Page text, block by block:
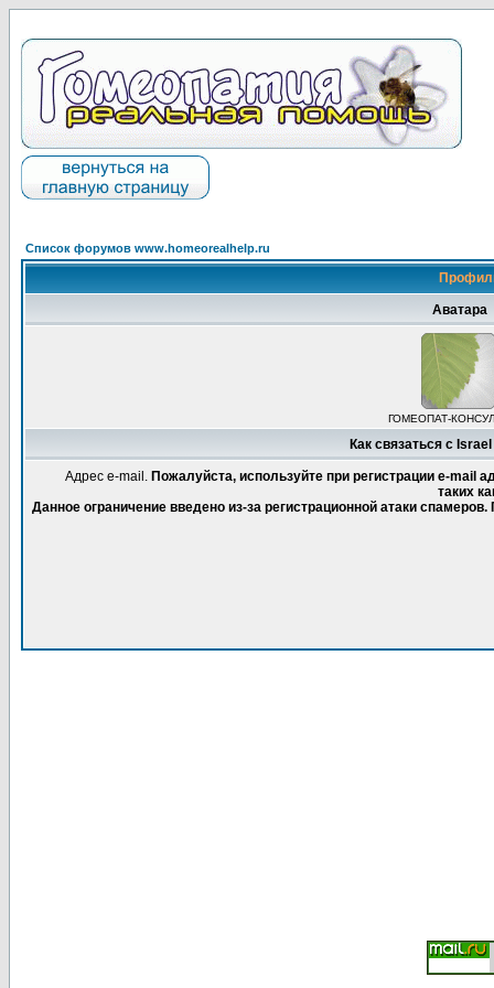
Список форумов www.homeorealhelp.ru
Аватара
ГОМЕОПАТ-
Как связаться с
Адрес e-mail. Пожалуйста, используйте при регистрации e-mail
таких
Данное ограничение введено из-за регистрационной атаки